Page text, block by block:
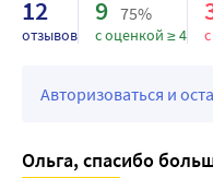
12
отзывов
9 75%
с оценкой ≥ 4
Авторизоваться и
Ольга, спасибо